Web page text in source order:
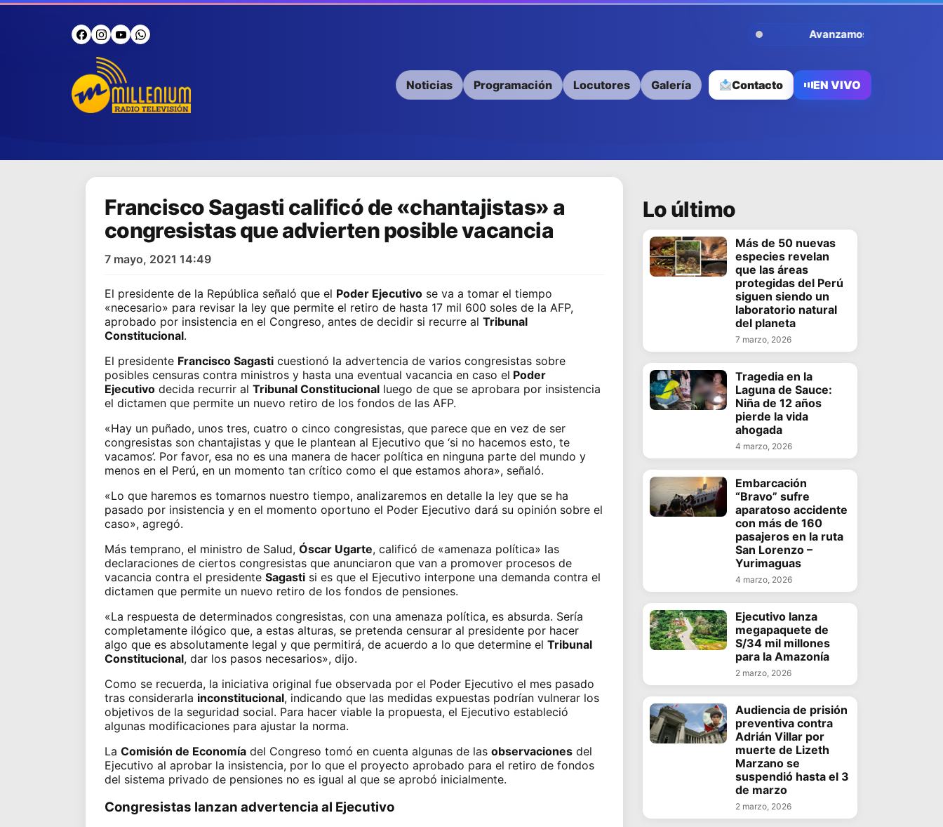
Avanzamos Contigo
Noticias Programación Locutores Galería Contacto EN VIVO
Francisco Sagasti calificó de «chantajistas» a
congresistas que advierten posible vacancia
7 mayo, 2021 14:49
El presidente de la República señaló que el Poder Ejecutivose va a tomar el tiempo
«necesario» para revisar la ley que permite el retiro de hasta 17 mil 600 soles de la AFP,
aprobado por insistencia en el Congreso, antes de decidir si recurre al Tribunal
Constitucional.
El presidente Francisco Sagasticuestionó la advertencia de varios congresistas sobre
posibles censurascontra ministros y hasta una eventual vacancia en caso el Poder
Ejecutivodecida recurrir al Tribunal Constitucionalluego de que se aprobara por insistencia
el dictamen que permite un nuevo retiro de los fondos de las AFP.
«Hay un puñado, unos tres, cuatro o cinco congresistas, que parece que en vez de ser
congresistas son chantajistas y que le plantean al Ejecutivo que ‘si no hacemos esto, te
vacamos’. Por favor, esa no es una manera de hacer política en ninguna parte del mundo y
menos en el Perú, en un momento tan crítico como el que estamos ahora», señaló.
«Lo que haremos es tomarnos nuestro tiempo, analizaremos en detalle la ley que se ha
pasado por insistencia y en el momento oportuno el Poder Ejecutivo dará su opinión sobre el
caso», agregó.
Más temprano, el ministro de Salud, Óscar Ugarte, calificó de «amenaza política» las
declaraciones de ciertos congresistas que anunciaron que van a promover procesos de
vacancia contra el presidente Sagastisi es que el Ejecutivo interpone una demanda contra el
dictamen que permite un nuevo retiro de los fondos de pensiones.
«La respuesta de determinados congresistas, con una amenaza política, es absurda. Sería
completamente ilógico que, a estas alturas, se pretenda censurar al presidente por hacer
algo que es absolutamente legal y que permitirá, de acuerdo a lo que determine el Tribunal
Constitucional, dar los pasos necesarios», dijo.
Como se recuerda, la iniciativa original fue observada por el Poder Ejecutivo el mes pasado
tras considerarla inconstitucional, indicando que las medidas expuestas podrían vulnerar los
objetivos de la seguridad social. Para hacer viable la propuesta, el Ejecutivo estableció
algunas modificacionespara ajustar la norma.
La Comisión de Economíadel Congreso tomó en cuenta algunas de las observacionesdel
Ejecutivo al aprobar la insistencia, por lo que el proyecto aprobado para el retiro de fondos
del sistema privado de pensiones no es igual al que se aprobó inicialmente.
Congresistas lanzan advertencia al Ejecutivo
Lo último
Más de 50 nuevas
especies revelan
que las áreas
protegidas del Perú
siguen siendo un
laboratorio natural
del planeta
7 marzo, 2026
Tragedia en la
Laguna de Sauce:
Niña de 12 años
pierde la vida
ahogada
4 marzo, 2026
Embarcación
“Bravo” sufre
aparatoso accidente
con más de 160
pasajeros en la ruta
San Lorenzo –
Yurimaguas
4 marzo, 2026
Ejecutivo lanza
megapaquete de
S/34 mil millones
para la Amazonía
2 marzo, 2026
Audiencia de prisión
preventiva contra
Adrián Villar por
muerte de Lizeth
Marzano se
suspendió hasta el 3
de marzo
2 marzo, 2026